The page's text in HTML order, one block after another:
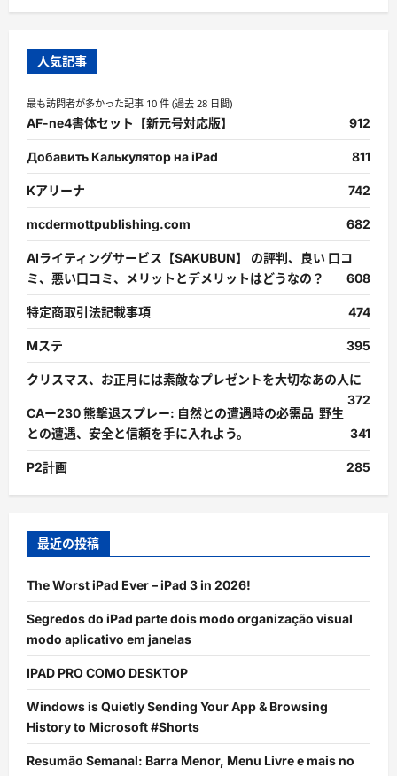
人気記事
最も訪問者が多かった記事 10 件 (過去 28 日間)
AF-ne4書体セット【新元号対応版】 912
Добавить Калькулятор на iPad 811
Kアリーナ 742
mcdermottpublishing.com 682
AIライティングサービス【SAKUBUN】 の評判、良い 口コ
ミ、悪い口コミ、メリットとデメリットはどうなの？
608
特定商取引法記載事項 474
Mステ 395
クリスマス、お正月には素敵なプレゼントを大切なあの人に
372
CAー230 熊撃退スプレー: 自然との遭遇時の必需品 野生
との遭遇、安全と信頼を手に入れよう。
341
P2計画 285
最近の投稿
The Worst iPad Ever – iPad 3 in 2026!
Segredos do iPad parte dois modo organização visual
modo aplicativo em janelas
IPAD PRO COMO DESKTOP
Windows is Quietly Sending Your App & Browsing
History to Microsoft #Shorts
Resumão Semanal: Barra Menor, Menu Livre e mais no